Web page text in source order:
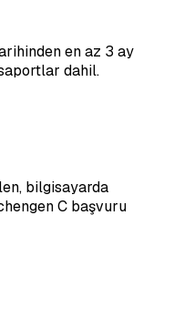
en az 3 ay
dahil.
bilgisayarda
C başvuru